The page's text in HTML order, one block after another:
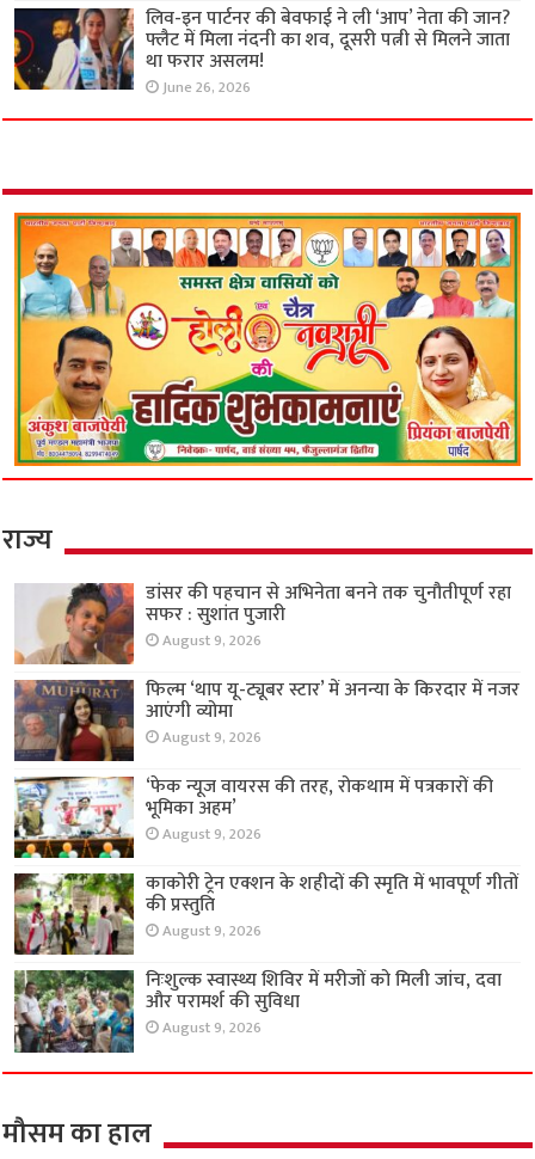
लिव-इन पार्टनर की बेवफाई ने ली ‘आप’ नेता की जान?
फ्लैट में मिला नंदनी का शव, दूसरी पत्नी से मिलने जाता
था फरार असलम!
June 26, 2026
राज्य
डांसर की पहचान से अभिनेता बनने तक चुनौतीपूर्ण रहा
सफर : सुशांत पुजारी
August 9, 2026
फिल्म ‘थाप यू-ट्यूबर स्टार’ में अनन्या के किरदार में नजर
आएंगी व्योमा
August 9, 2026
‘फेक न्यूज वायरस की तरह, रोकथाम में पत्रकारों की
भूमिका अहम’
August 9, 2026
काकोरी ट्रेन एक्शन के शहीदों की स्मृति में भावपूर्ण गीतों
की प्रस्तुति
August 9, 2026
निःशुल्क स्वास्थ्य शिविर में मरीजों को मिली जांच, दवा
और परामर्श की सुविधा
August 9, 2026
मौसम का हाल